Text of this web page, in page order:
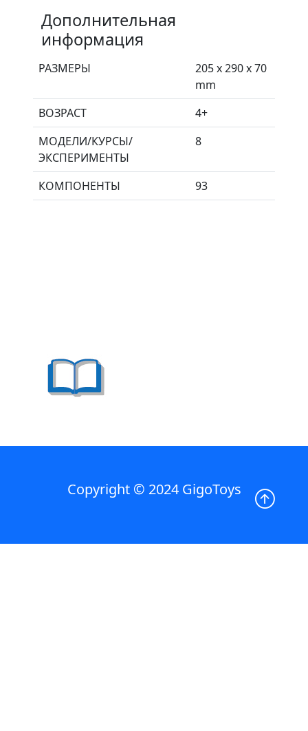
Дополнительная
информация
РАЗМЕРЫ
205 x 290 x 70
mm
ВОЗРАСТ
4+
МОДЕЛИ/КУРСЫ/
ЭКСПЕРИМЕНТЫ
8
КОМПОНЕНТЫ 93
Copyright © 2024 GigoToys